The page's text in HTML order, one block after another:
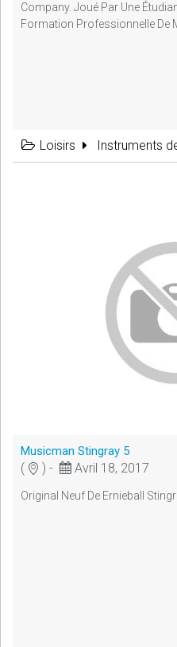
Company. Joué Par Une
Formation Professionnelle De
Loisirs Instruments
Musicman Stingray 5
( ) - Avril 18, 2017
Original Neuf De Ernieball